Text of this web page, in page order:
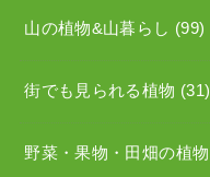
山の植物&山暮らし (99)
街でも見られる植物 (31)
野菜・果物・田畑の植物